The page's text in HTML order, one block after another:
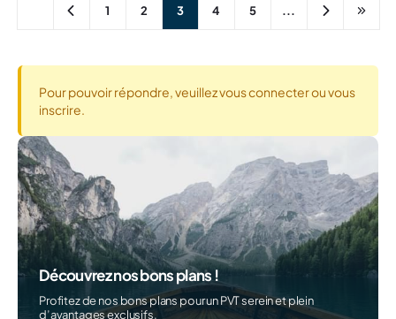
1 2 3 4 5 ...
Pour pouvoir répondre, veuillez vous connecter ou vous
inscrire.
Découvrez nos bons plans !
Profitez de nos bons plans pour un PVT serein et plein
d’avantages exclusifs.